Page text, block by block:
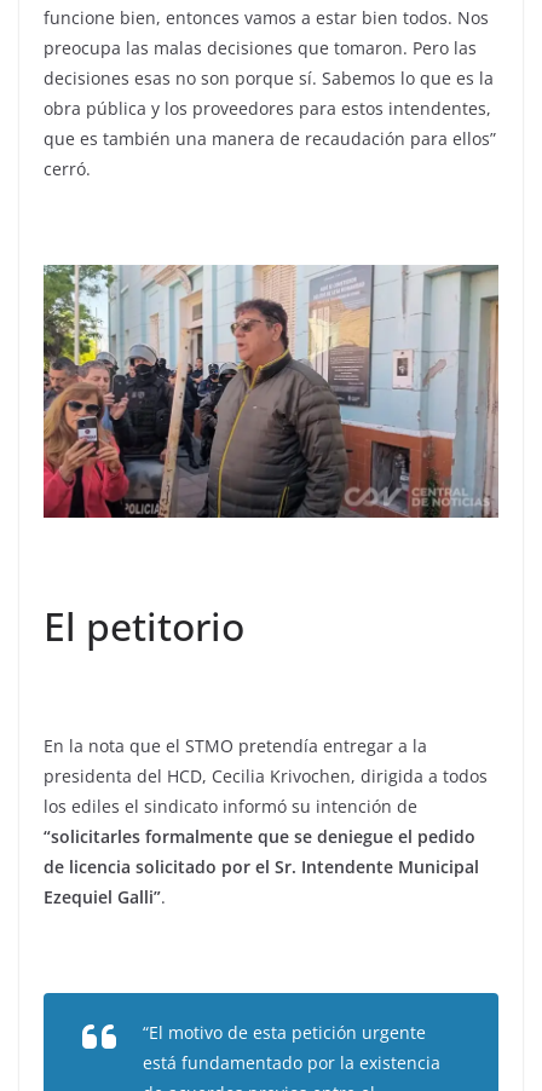
funcione bien, entonces vamos a estar bien todos. Nos
preocupa las malas decisiones que tomaron. Pero las
decisiones esas no son porque sí. Sabemos lo que es la
obra pública y los proveedores para estos intendentes,
que es también una manera de recaudación para ellos”
cerró.
El petitorio
En la nota que el STMO pretendía entregar a la
presidenta del HCD, Cecilia Krivochen, dirigida a todos
los ediles el sindicato informó su intención de
“solicitarles formalmente que se deniegue el pedido
de licencia solicitado por el Sr. Intendente Municipal
Ezequiel Galli”.
“El motivo de esta petición urgente
está fundamentado por la existencia